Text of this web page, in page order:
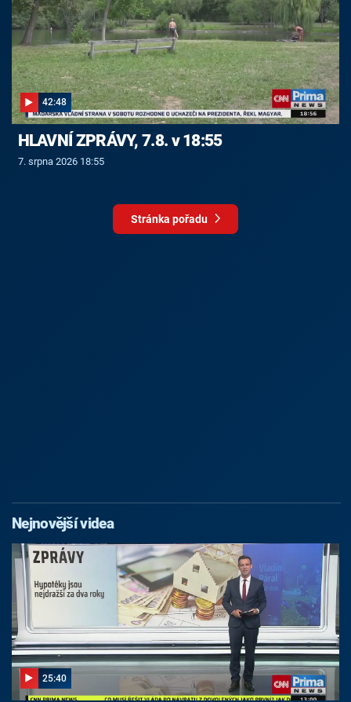
42:48
HLAVNÍ ZPRÁVY, 7.8. v 18:55
7. srpna 2026 18:55
Stránka pořadu
Nejnovější videa
25:40